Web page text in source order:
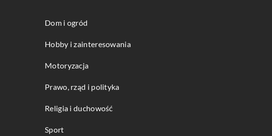
Dom i ogród
Hobby i zainteresowania
Motoryzacja
Prawo, rząd i polityka
Religia i duchowość
Sport